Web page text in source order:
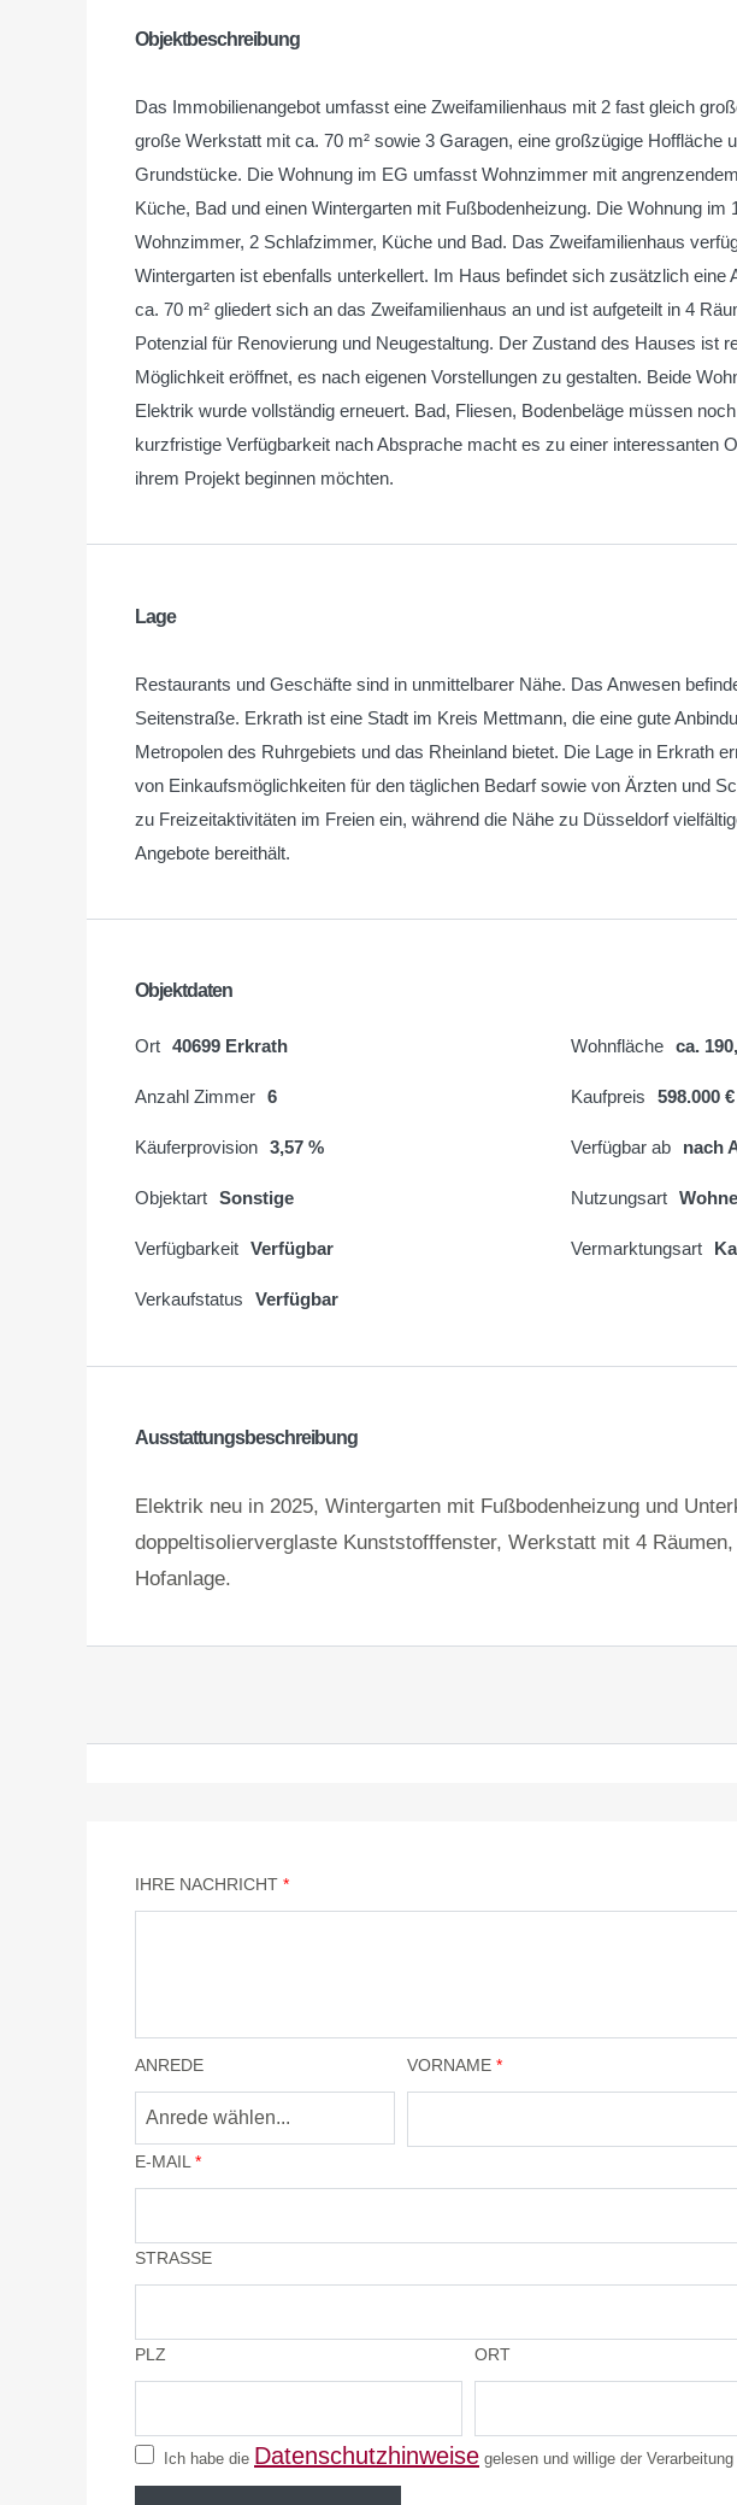
Objektbeschreibung
Das Immobilienangebot umfasst eine Zweifamilienhaus mit 2 fast gleich
große Werkstatt mit ca. 70 m² sowie 3 Garagen, eine großzügige Hoffläche
Grundstücke. Die Wohnung im EG umfasst Wohnzimmer mit
Küche, Bad und einen Wintergarten mit Fußbodenheizung. Die Wohnung im
Wohnzimmer, 2 Schlafzimmer, Küche und Bad. Das Zweifamilienhaus
Wintergarten ist ebenfalls unterkellert. Im Haus befindet sich zusätzlich eine
ca. 70 m² gliedert sich an das Zweifamilienhaus an und ist aufgeteilt in 4
Potenzial für Renovierung und Neugestaltung. Der Zustand des Hauses ist
Möglichkeit eröffnet, es nach eigenen Vorstellungen zu gestalten. Beide
Elektrik wurde vollständig erneuert. Bad, Fliesen, Bodenbeläge müssen
kurzfristige Verfügbarkeit nach Absprache macht es zu einer interessanten
ihrem Projekt beginnen möchten.
Lage
Restaurants und Geschäfte sind in unmittelbarer Nähe. Das Anwesen
Seitenstraße. Erkrath ist eine Stadt im Kreis Mettmann, die eine gute
Metropolen des Ruhrgebiets und das Rheinland bietet. Die Lage in Erkrath
von Einkaufsmöglichkeiten für den täglichen Bedarf sowie von Ärzten und
zu Freizeitaktivitäten im Freien ein, während die Nähe zu Düsseldorf
Angebote bereithält.
Objektdaten
Ort 40699 Erkrath Wohnfläche ca.
Anzahl Zimmer 6 Kaufpreis 598.000 €
Käuferprovision 3,57 % Verfügbar ab nach
Objektart Sonstige Nutzungsart
Verfügbarkeit Verfügbar Vermarktungsart
Verkaufstatus Verfügbar
Ausstattungsbeschreibung
Elektrik neu in 2025, Wintergarten mit Fußbodenheizung und
doppeltisolierverglaste Kunststofffenster, Werkstatt mit 4
Hofanlage.
IHRE NACHRICHT *
ANREDE VORNAME *
E-MAIL *
STRASSE
PLZ ORT
Ich habe die Datenschutzhinweise gelesen und willige der